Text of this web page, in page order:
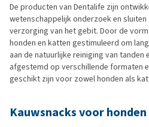
De producten van Dentalife zijn
wetenschappelijk onderzoek en sluiten
verzorging van het gebit. Door de
honden en katten gestimuleerd om
aan de natuurlijke reiniging van tanden
afgestemd op verschillende formaten
geschikt zijn voor zowel honden als
Kauwsnacks voor honden